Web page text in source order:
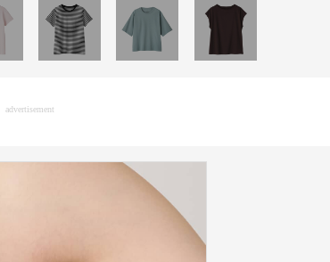
advertisement